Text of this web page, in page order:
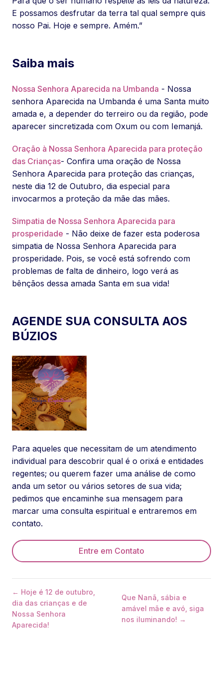
E possamos desfrutar da terra tal qual sempre quis
nosso Pai. Hoje e sempre. Amém.”
Saiba mais
Nossa Senhora Aparecida na Umbanda - Nossa
senhora Aparecida na Umbanda é uma Santa muito
amada e, a depender do terreiro ou da região, pode
aparecer sincretizada com Oxum ou com Iemanjá.
Oração à Nossa Senhora Aparecida para proteção
das Crianças- Confira uma oração de Nossa
Senhora Aparecida para proteção das crianças,
neste dia 12 de Outubro, dia especial para
invocarmos a proteção da mãe das mães.
Simpatia de Nossa Senhora Aparecida para
prosperidade - Não deixe de fazer esta poderosa
simpatia de Nossa Senhora Aparecida para
prosperidade. Pois, se você está sofrendo com
problemas de falta de dinheiro, logo verá as
bênçãos dessa amada Santa em sua vida!
AGENDE SUA CONSULTA AOS
BÚZIOS
Para aqueles que necessitam de um atendimento
individual para descobrir qual é o orixá e entidades
regentes; ou querem fazer uma análise de como
anda um setor ou vários setores de sua vida;
pedimos que encaminhe sua mensagem para
marcar uma consulta espiritual e entraremos em
contato.
Entre em Contato
← Hoje é 12 de outubro,
dia das crianças e de
Nossa Senhora
Aparecida!
Que Nanã, sábia e
amável mãe e avó, siga
nos iluminando! →